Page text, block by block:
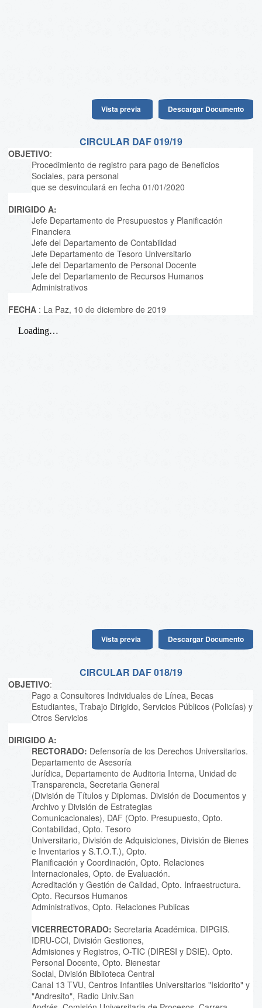
Vista previa Descargar Documento
CIRCULAR DAF 019/19
OBJETIVO:
Procedimiento de registro para pago de Beneficios
Sociales, para personal
que se desvinculará en fecha 01/01/2020
DIRIGIDO A:
Jefe Departamento de Presupuestos y Planificación
Financiera
Jefe del Departamento de Contabilidad
Jefe Departamento de Tesoro Universitario
Jefe del Departamento de Personal Docente
Jefe del Departamento de Recursos Humanos
Administrativos
FECHA : La Paz, 10 de diciembre de 2019
Vista previa Descargar Documento
CIRCULAR DAF 018/19
OBJETIVO:
Pago a Consultores Individuales de Línea, Becas
Estudiantes, Trabajo Dirigido, Servicios Públicos (Policías) y
Otros Servicios
DIRIGIDO A:
RECTORADO: Defensoría de los Derechos Universitarios.
Departamento de Asesoría
Jurídica, Departamento de Auditoria Interna, Unidad de
Transparencia, Secretaria General
(División de Títulos y Diplomas. División de Documentos y
Archivo y División de Estrategias
Comunicacionales), DAF (Opto. Presupuesto, Opto.
Contabilidad, Opto. Tesoro
Universitario, División de Adquisiciones, División de Bienes
e Inventarios y S.T.O.T.), Opto.
Planificación y Coordinación, Opto. Relaciones
Internacionales, Opto. de Evaluación.
Acreditación y Gestión de Calidad, Opto. Infraestructura.
Opto. Recursos Humanos
Administrativos, Opto. Relaciones Publicas
VICERRECTORADO: Secretaria Académica. DIPGIS.
IDRU-CCI, División Gestiones,
Admisiones y Registros, O-TIC (DIRESI y DSIE). Opto.
Personal Docente, Opto. Bienestar
Social, División Biblioteca Central
Canal 13 TVU, Centros Infantiles Universitarios "Isidorito" y
"Andresito", Radio Univ.San